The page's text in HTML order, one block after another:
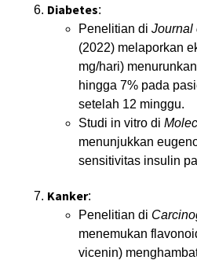
Diabetes:
Penelitian di Journal
(2022) melaporkan
mg/hari)
hingga 7% pada
setelah 12 minggu.
Studi in vitro di
menunjukkan
sensitivitas insulin
Kanker:
Penelitian di
menemukan
vicenin)